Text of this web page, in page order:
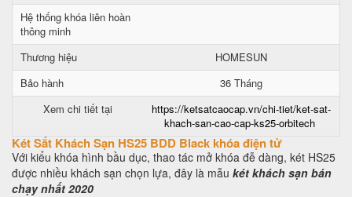
Hệ thống khóa liên hoàn
thông minh
Thương hiệu
HOMESUN
Bảo hành
36 Tháng
Xem chi tiết tại
https://ketsatcaocap.vn/chi-tiet/ket-sat-
khach-san-cao-cap-ks25-orbitech
Két Sắt Khách Sạn HS25 BDD Black khóa điện tử
Với kiểu khóa hình bầu dục, thao tác mở khóa đễ dàng, két HS25
được nhiều khách sạn chọn lựa, đây là mẫu két khách sạn bán
chạy nhất 2020